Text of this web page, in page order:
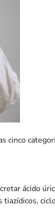
cinco
ácido